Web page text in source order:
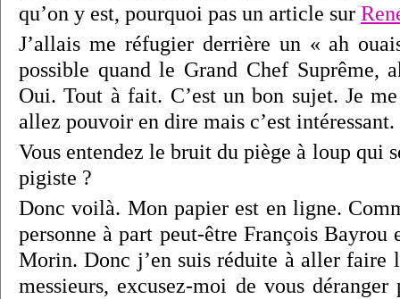
qu’on y est, pourquoi pas un article sur
J’allais me réfugier derrière un « ah
possible quand le Grand Chef Suprême,
Oui. Tout à fait. C’est un bon sujet. Je
allez pouvoir en dire mais c’est intéressant.
Vous entendez le bruit du piège à loup qui
pigiste ?
Donc voilà. Mon papier est en ligne.
personne à part peut-être François Bayrou
Morin. Donc j’en suis réduite à aller faire
messieurs, excusez-moi de vous